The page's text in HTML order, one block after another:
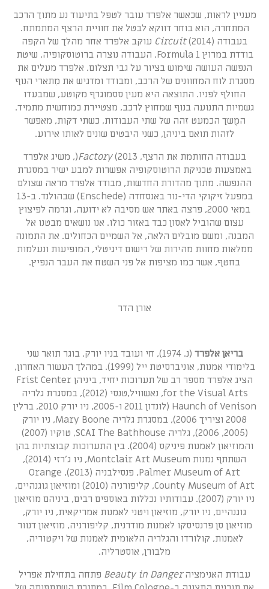
מעניין לראות, שכאשר אלפרד עובר לטפל בתיעוד נע מתוך הרכב
המתחרה, הוא בוחר דווקא לבטל את חוויית הרצף המתמתח.
בעבודה
Circuit (2014) עוקב אלפרד אחר מהלך של הקפה
בודדת במרוץ Formula 1. העבודה נוצרה ברוטוסקופיה, שיטת
הנפשה העושה שימוש בציור על גבי תצלום. אלפרד מעלים את
מסגרת לוח המחוונים של הרכב, ומבודד ומדגיש את מִתארי הנוף
החולף לפניו. התוצאה היא מעין ססמוגרף מקוטע, שמבעדו
גשמיות התנועה בנוף שמחוץ לרכב, מצטיירת כמוחשית מתמיד.
המֶשך הכמעט זהה של שתי העבודות, כשתי דקות, מאפשר
לזהות תואם ביניהן, כשני היבטים שונים לאותו אירוע.
בעבודה החותמת את הרצף,
Factory(2013(, משיג אלפרד
באמצעות טכניקת הרוטוסקופיה אפשרות למבע ישיר במסגרת
ההנפשה. מתוך מהדורת החדשות, מבודד אלפרד מראה שצולם
במפעל זיקוקי הדי-נור באנסחדה (Enschede) שבהולנד. ב-13
במאי 2000, פרצה באתר אש מסיבה לא ידועה, וגרמה לפיצוץ
עצום שהוביל לאסון כבד באזור כולו. אנו נושאים מבטנו אל
המבנה, ומשם מובלים הלאה, אל השמיים הכחולים. את התמונה
ממלאות מחוות מהירות של רישום דיגיטלי, המופיעות ונעלמות
בחטף, אשר כמו מציפות אל פני השטח את העבר הנפיץ.
אורן הדר
בריאן אלפרד
(נ. 1974), חי ועובד בניו יורק. בוגר תואר שני
בלימודי אמנות, אוניברסיטת ייל (1999). במהלך העשור האחרון,
הציג אלפרד מספר רב של תערוכות יחיד, ביניהן Frist Center
for the Visual Arts, נאשוויל,טנסי (2012), במסגרת גלריה
Haunch of Venison (לונדון 2011 ו-2005, ניו יורק 2010, ברלין
2008 וציריך 2006), במסגרת גלריה Mary Boone, ניו יורק
(2005, 2006), גלריה SCAI The Bathhouse, טוקיו (2007)
והמוזיאון לאמנות פיניקס (2004). בין התערוכות קבוצתיות בהן
השתתף נמנות Montclair Art Museum, ניו ג'רזי (2014),
Palmer Museum of Art, פנסילבניה (2013), Orange
County Museum of Art, קליפורניה (2010) ומוזיאון גוגנהיים,
ניו יורק (2007). עבודותיו נכללות באוספים רבים, ביניהם מוזיאון
גוגנהיים, ניו יורק, מוזיאון ויטני לאמנות אמריקאית, ניו יורק,
מוזיאון סן פרנסיסקו לאמנות מודרנית, קליפורניה, מוזיאון דנוור
לאמנות, קולורדו והגלריה הלאומית לאמנות של ויקטוריה,
מלבורן, אוסטרליה.
עבודת האנימציהBeauty in Danger פתחה בתחילת אפריל